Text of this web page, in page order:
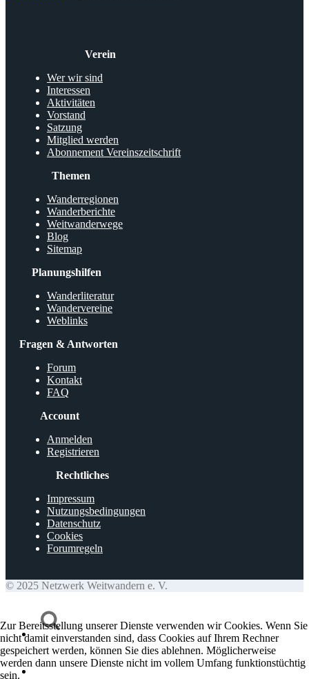
Verein
Wer wir sind
Interessen
Aktivitäten
Vorstand
Satzung
Mitglied werden
Abonnement Vereinszeitschrift
Themen
Wanderregionen
Wanderberichte
Weitwanderwege
Blog
Sitemap
Planungshilfen
Wanderliteratur
Wandervereine
Weblinks
Fragen & Antworten
Forum
Kontakt
FAQ
Account
Anmelden
Registrieren
Rechtliches
Impressum
Nutzungsbedingungen
Datenschutz
Cookies
Forumregeln
© 2025 Netzwerk Weitwandern e. V.
Zur Bereitsstellung unserer Dienste verwenden wir Cookies. Wenn Sie
nicht damit einverstanden sind, dass Cookies auf Ihrem Rechner
gespeichert werden, können Sie dies ablehnen. Möglicherweise
werden dann unsere Dienste nicht im vollem Umfang funktionstüchtig
sein.